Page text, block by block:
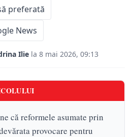
preferată
News
Ilie la 8 mai 2026, 09:13
că reformele asumate prin
provocare pentru